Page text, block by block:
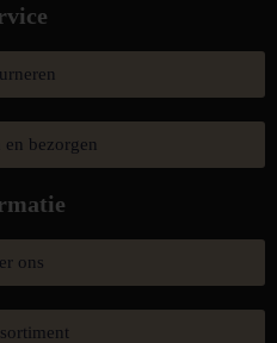
en bezorgen
ons